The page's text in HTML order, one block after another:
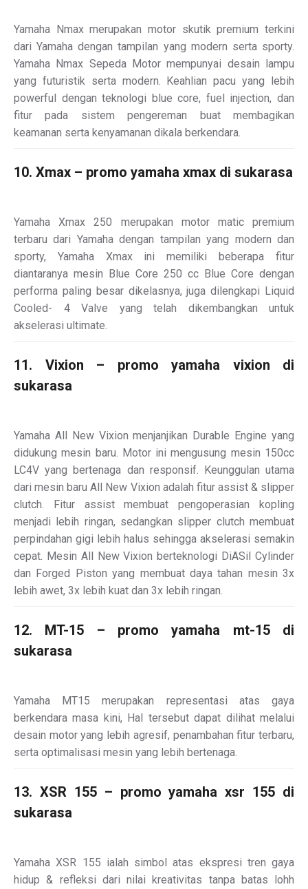
Yamaha Nmax merupakan motor skutik premium terkini
dari Yamaha dengan tampilan yang modern serta sporty.
Yamaha Nmax Sepeda Motor mempunyai desain lampu
yang futuristik serta modern. Keahlian pacu yang lebih
powerful dengan teknologi blue core, fuel injection, dan
fitur pada sistem pengereman buat membagikan
keamanan serta kenyamanan dikala berkendara.
10. Xmax – promo yamaha xmax di sukarasa
Yamaha Xmax 250 merupakan motor matic premium
terbaru dari Yamaha dengan tampilan yang modern dan
sporty, Yamaha Xmax ini memiliki beberapa fitur
diantaranya mesin Blue Core 250 cc Blue Core dengan
performa paling besar dikelasnya, juga dilengkapi Liquid
Cooled- 4 Valve yang telah dikembangkan untuk
akselerasi ultimate.
11. Vixion – promo yamaha vixion di
sukarasa
Yamaha All New Vixion menjanjikan Durable Engine yang
didukung mesin baru. Motor ini mengusung mesin 150cc
LC4V yang bertenaga dan responsif. Keunggulan utama
dari mesin baru All New Vixion adalah fitur assist & slipper
clutch. Fitur assist membuat pengoperasian kopling
menjadi lebih ringan, sedangkan slipper clutch membuat
perpindahan gigi lebih halus sehingga akselerasi semakin
cepat. Mesin All New Vixion berteknologi DiASil Cylinder
dan Forged Piston yang membuat daya tahan mesin 3x
lebih awet, 3x lebih kuat dan 3x lebih ringan.
12. MT-15 – promo yamaha mt-15 di
sukarasa
Yamaha MT15 merupakan representasi atas gaya
berkendara masa kini, Hal tersebut dapat dilihat melalui
desain motor yang lebih agresif, penambahan fitur terbaru,
serta optimalisasi mesin yang lebih bertenaga.
13. XSR 155 – promo yamaha xsr 155 di
sukarasa
Yamaha XSR 155 ialah simbol atas ekspresi tren gaya
hidup & refleksi dari nilai kreativitas tanpa batas lohh